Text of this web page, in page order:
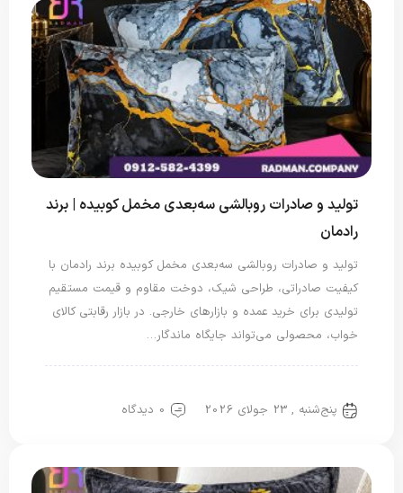
تولید و صادرات روبالشی سه‌بعدی مخمل کوبیده | برند
رادمان
تولید و صادرات روبالشی سه‌بعدی مخمل کوبیده برند رادمان با
کیفیت صادراتی، طراحی شیک، دوخت مقاوم و قیمت مستقیم
تولیدی برای خرید عمده و بازارهای خارجی. در بازار رقابتی کالای
خواب، محصولی می‌تواند جایگاه ماندگار…
پنج‌شنبه , 23 جولای 2026 0 دیدگاه